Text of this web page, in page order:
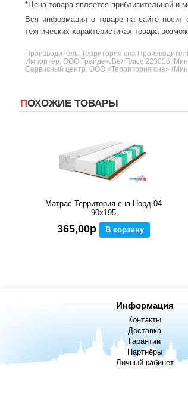
*Цена товара является приблизительной и
Вся информация о товаре на сайте носит
технических характеристиках товара
Производитель: Территория сна
Импортёр: ООО ТрайдексБелПлюс 223016,
Сервисный центр: ООО «Территория сна»
ПОХОЖИЕ ТОВАРЫ
Матрас Территория сна Норд 04
90x195
365,00р В корзину
Информация
Контакты
Доставка
Гарантии
Партнёры
Личный кабинет